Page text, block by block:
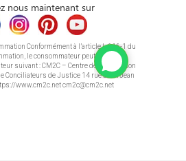
nous maintenant sur
Conformément à l’article L.616-1 du
le consommateur peut recourir
suivant : CM2C – Centre de la Médiation
Conciliateurs de Justice 14 rue Saint Jean
www.cm2c.net cm2c@cm2c.net